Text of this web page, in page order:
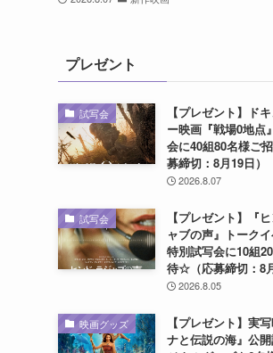
プレゼント
試写会
【プレゼント】ド
ー映画『戦場0地点
会に40組80名様ご
募締切：8月19日）
2026.8.07
試写会
【プレゼント】『
ャブの声』トーク
特別試写会に10組
待☆（応募締切：8
2026.8.05
映画グッズ
【プレゼント】実
ナと伝説の海』公